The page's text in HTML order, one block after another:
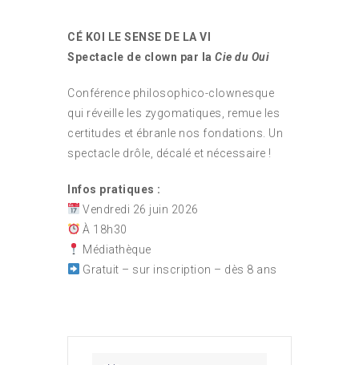
CÉ KOI LE SENSE DE LA VI
Spectacle de clown par la Cie du Oui
Conférence philosophico-clownesque
qui réveille les zygomatiques, remue les
certitudes et ébranle nos fondations. Un
spectacle drôle, décalé et nécessaire !
Infos pratiques :
Vendredi 26 juin 2026
À 18h30
Médiathèque
Gratuit – sur inscription – dès 8 ans